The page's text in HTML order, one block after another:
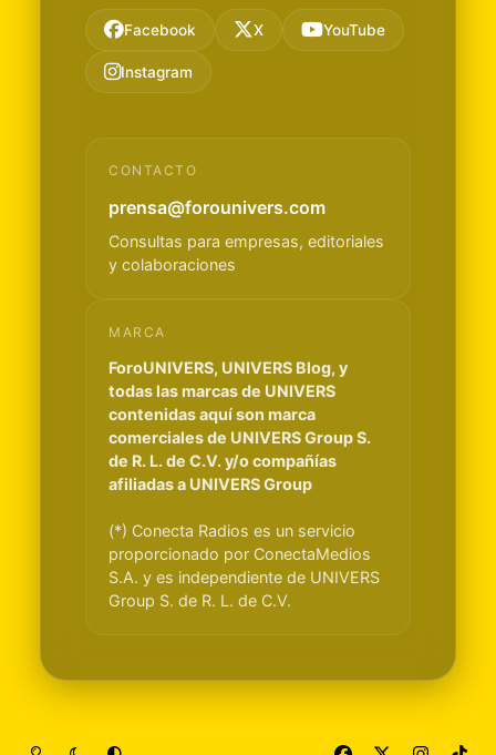
Facebook X YouTube
Instagram
CONTACTO
prensa@forounivers.com
Consultas para empresas, editoriales
y colaboraciones
MARCA
ForoUNIVERS, UNIVERS Blog, y
todas las marcas de UNIVERS
contenidas aquí son marca
comerciales de UNIVERS Group S.
de R. L. de C.V. y/o compañías
afiliadas a UNIVERS Group
(*) Conecta Radios es un servicio
proporcionado por ConectaMedios
S.A. y es independiente de UNIVERS
Group S. de R. L. de C.V.
Light ModeDark ModeSystem Preference